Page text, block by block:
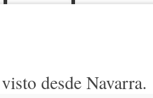
desde Navarra.